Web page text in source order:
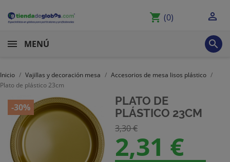
shopping_cart (0) 
MENÚ 
Inicio Vajillas y decoración mesa
Accesorios de mesa lisos plástico
Plato de plástico 23cm
-30%
PLATO DE
PLÁSTICO 23CM
3,30 €
2,31 €